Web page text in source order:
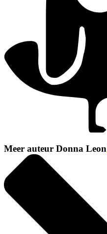
Meer auteur Donna Leon